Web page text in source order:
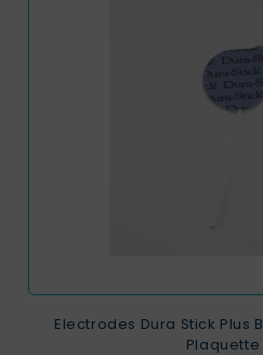
Electrodes Dura Stick Plus
Plaquette